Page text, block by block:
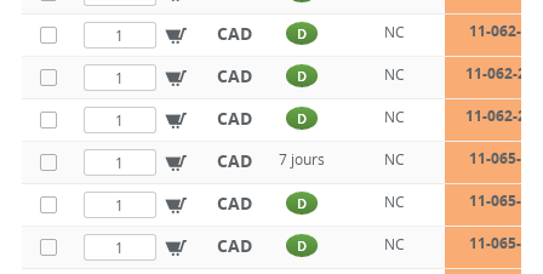
CAD
D NC 11-062-
CAD D NC 11-062-26-
CAD D NC 11-062-28-
CAD 7 jours NC 11-065-
CAD D NC 11-065-
CAD D NC 11-065-